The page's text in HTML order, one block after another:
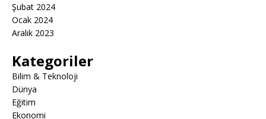
Şubat 2024
Ocak 2024
Aralık 2023
Kategoriler
Bilim & Teknoloji
Dünya
Eğitim
Ekonomi